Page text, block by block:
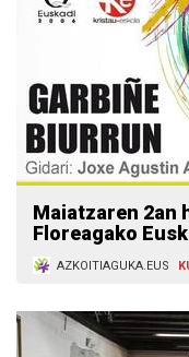
Maiatzaren 2an
Floreagako
AZKOITIAGUKA.EUS